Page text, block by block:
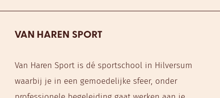
Van Haren Sport is dé sportschool in Hilversum
waarbij je in een gemoedelijke sfeer, onder